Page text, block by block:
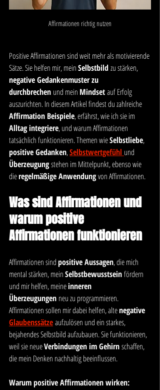
Affirmationen richtig nutzen
Positive Affirmationen sind weit mehr als motivierende
Sätze. Sie helfen mir, mein Selbstbild zu stärken,
negative Gedankenmuster zu
durchbrechen und mein Mindset auf Erfolg
auszurichten. In diesem Artikel findest du zahlreiche
Affirmation Beispiele, erfährst, wie ich sie im
Alltag integriere, und warum Affirmationen
tatsächlich funktionieren. Themen wie Selbstliebe,
positive Gedanken, Selbstwertgefühl und
Überzeugung stehen im Mittelpunkt, ebenso wie
die regelmäßige Anwendung von Affirmationen.
Was sind Affirmationen und
warum positive
Affirmationen funktionieren
Affirmationen sind positive Aussagen, die mich
mental stärken, mein Selbstbewusstsein fördern
und mir helfen, meine inneren
Überzeugungen neu zu programmieren.
Affirmationen sollen mir dabei helfen, alte negative
Glaubenssätze aufzulösen und ein starkes,
bejahendes Selbstbild aufzubauen. Sie funktionieren,
weil sie neue Verbindungen im Gehirn schaffen,
die mein Denken nachhaltig beeinflussen.
Warum positive Affirmationen wirken: